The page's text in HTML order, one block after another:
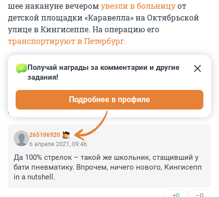
шее накануне вечеромувезли в больницуот
детской площадки «Каравелла» на Октябрьской
улице в Кингисеппе. На операцию его
транспортируют в Петербург.
КОММЕНТАРИИ 21
265106920
Получай награды за комментарии и другие
задания!
Подробнее в профиле
6 апреля 2021, 09:46
Да 100% стрелок – такой же школьник, стащивший у
бати пневматику. Впрочем, ничего нового, Кингисепп
in a nutshell.
+0 –0